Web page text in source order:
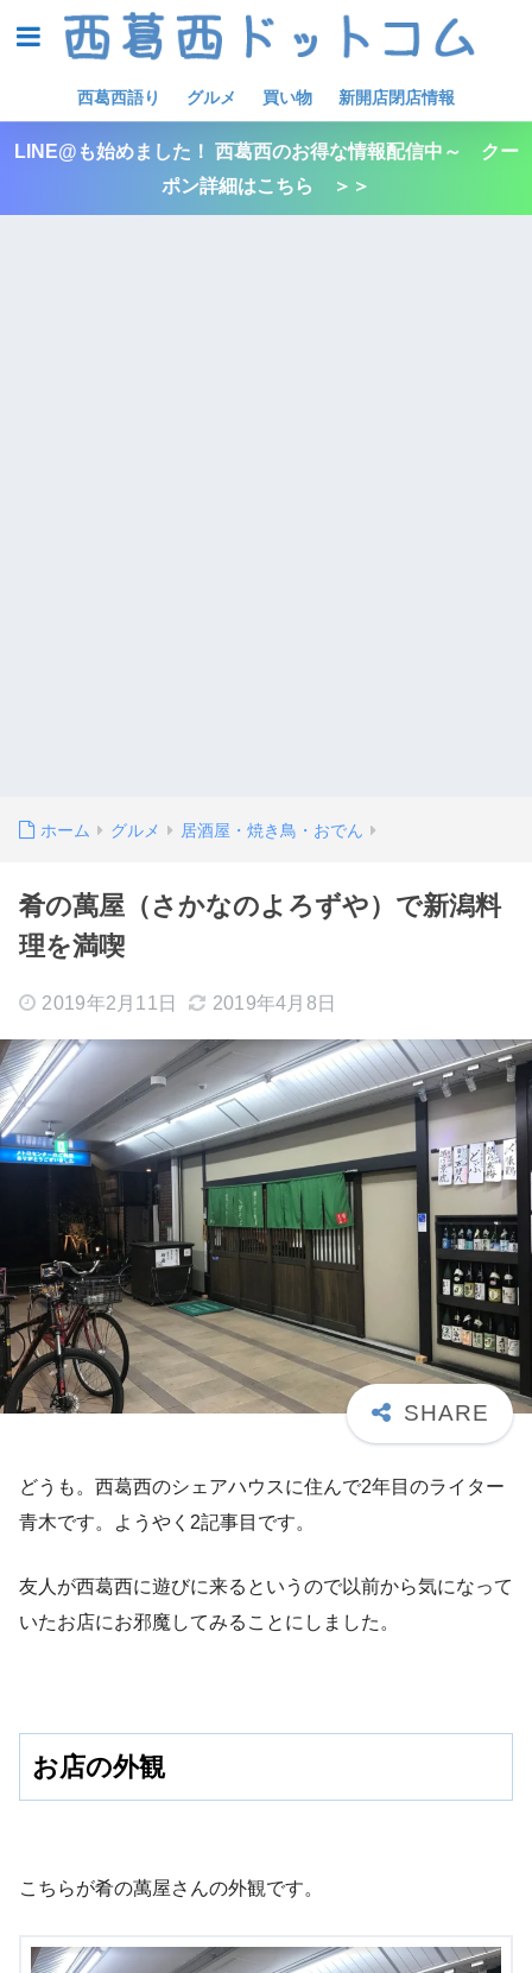
西葛西語り グルメ 買い物 新開店閉店情報
LINE@も始めました！ 西葛西のお得な情報配信中～ クー
ポン詳細はこちら ＞＞
ホーム グルメ 居酒屋・焼き鳥・おでん
肴の萬屋（さかなのよろずや）で新潟料
理を満喫
2019年2月11日 2019年4月8日
どうも。西葛西のシェアハウスに住んで2年目のライター
青木です。ようやく2記事目です。
友人が西葛西に遊びに来るというので以前から気になって
いたお店にお邪魔してみることにしました。
お店の外観
こちらが肴の萬屋さんの外観です。